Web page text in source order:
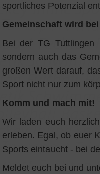
sportliches Potenzial
Gemeinschaft wird
Bei der TG Tuttlingen
sondern auch das
großen Wert darauf,
Sport nicht nur zum
Komm und mach mit!
Wir laden euch
erleben. Egal, ob euer
Sports eintaucht - bei
Meldet euch bei und